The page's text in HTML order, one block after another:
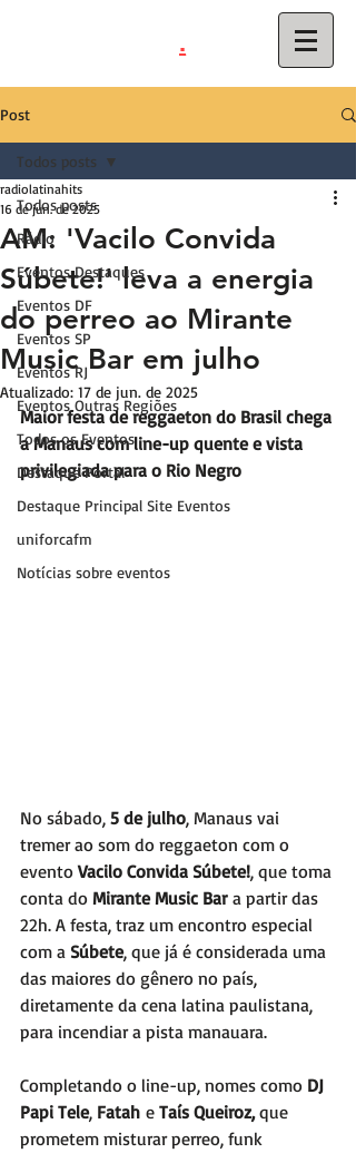
.
Post
Todos posts
Rádio
Eventos Destaques
Eventos DF
Eventos SP
Eventos RJ
Eventos Outras Regiões
Todos os Eventos
Destaque Portal
Destaque Principal Site Eventos
uniforcafm
Notícias sobre eventos
Todos posts
AM: 'Vacilo Convida
Súbete!' leva a energia
do perreo ao Mirante
Music Bar em julho
radiolatinahits
16 de jun. de 2025
Atualizado: 17 de jun. de 2025
Maior festa de reggaeton do Brasil chega
a Manaus com line-up quente e vista
privilegiada para o Rio Negro
No sábado, 5 de julho, Manaus vai
tremer ao som do reggaeton com o
evento Vacilo Convida Súbete!, que toma
conta do Mirante Music Bar a partir das
22h. A festa, traz um encontro especial
com a Súbete, que já é considerada uma
das maiores do gênero no país,
diretamente da cena latina paulistana,
para incendiar a pista manauara.
Completando o line-up, nomes como DJ
Papi Tele, Fatah e Taís Queiroz, que
prometem misturar perreo, funk